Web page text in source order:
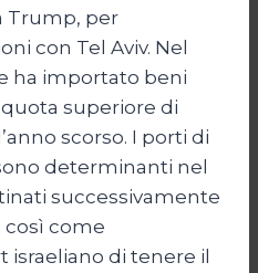
Trump, per
con Tel Aviv. Nel
ha importato beni
superiore di
scorso. I porti di
determinanti nel
successivamente
così come
israeliano di tenere il